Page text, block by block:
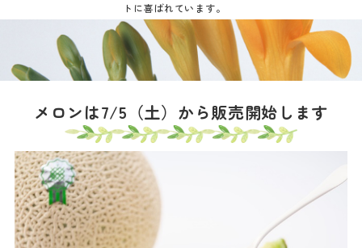
トに喜ばれています。
農園概要
通信販売
口福メロンパフェについて
お問い合せ
メロンは7/5（土）から販売開始します